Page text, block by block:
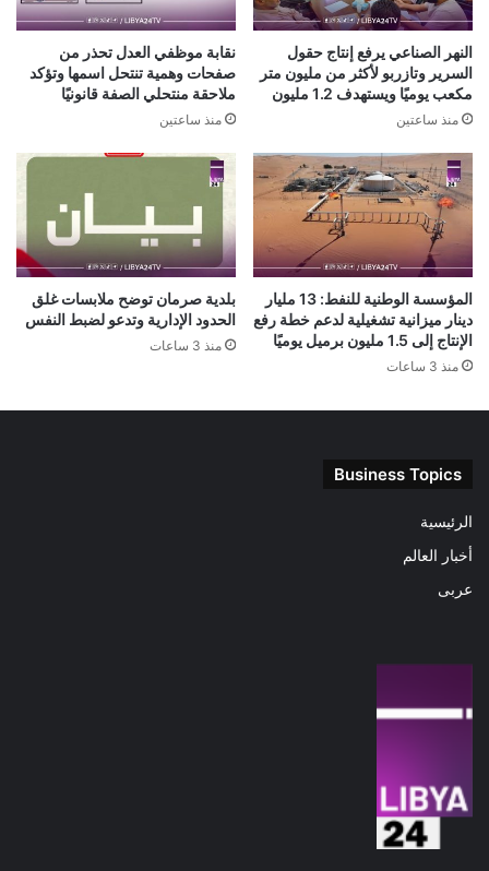
النهر الصناعي يرفع إنتاج حقول
السرير وتازربو لأكثر من مليون متر
مكعب يوميًا ويستهدف 1.2 مليون
منذ ساعتين
نقابة موظفي العدل تحذر من
صفحات وهمية تنتحل اسمها وتؤكد
ملاحقة منتحلي الصفة قانونيًا
منذ ساعتين
المؤسسة الوطنية للنفط: 13 مليار
دينار ميزانية تشغيلية لدعم خطة رفع
الإنتاج إلى 1.5 مليون برميل يوميًا
منذ 3 ساعات
بلدية صرمان توضح ملابسات غلق
الحدود الإدارية وتدعو لضبط النفس
منذ 3 ساعات
Business Topics
الرئيسية
أخبار العالم
عربى